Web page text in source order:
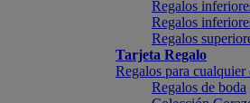
Regalos
Regalos
Regalos
Tarjeta Regalo
Regalos para cualquier
Regalos de boda